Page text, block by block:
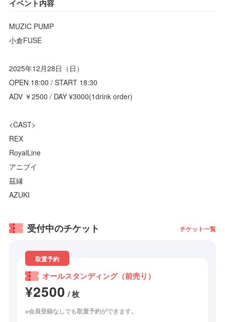
イベント内容
MUZIC PUMP
小倉FUSE
2025年12月28日（日）
OPEN 18:00 / START 18:30
ADV ￥2500 / DAY ¥3000(1drink order)
<CAST>
REX
RoyalLine
アニブイ
茲縁
AZUKI
受付中のチケット チケット一覧
取置予約
オールスタンディング（前売り）
¥2500 / 枚
※会員登録なしでも取置予約ができます。